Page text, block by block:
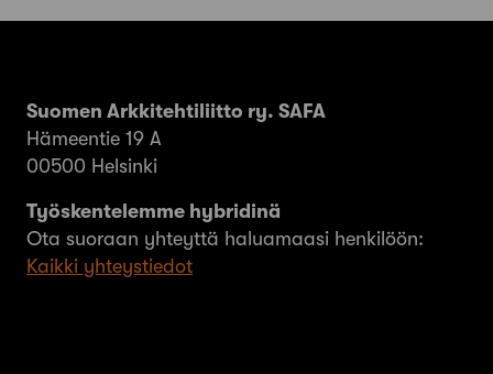
Suomen Arkkitehtiliitto ry. SAFA
Hämeentie 19 A
00500 Helsinki
Työskentelemme hybridinä
Ota suoraan yhteyttä haluamaasi henkilöön:
Kaikki yhteystiedot